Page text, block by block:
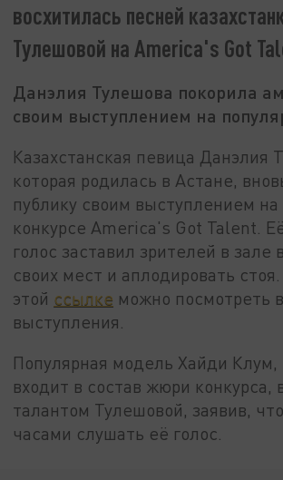
восхитилась песней
Тулешовой на America's Got
Данэлия Тулешова покорила
своим выступлением на
Казахстанская певица Данэлия
которая родилась в Астане,
публику своим выступлением на
конкурсе America's Got Talent.
голос заставил зрителей в зале
своих мест и аплодировать
этой ссылке можно посмотреть
выступления.
Популярная модель Хайди Клум,
входит в состав жюри конкурса,
талантом Тулешовой, заявив,
часами слушать её голос.